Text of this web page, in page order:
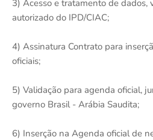
3) Acesso e tratamento de dados,
autorizado do IPD/CIAC;
4) Assinatura Contrato para
oficiais;
5) Validação para agenda oficial,
governo Brasil - Arábia Saudita;
6) Inserção na Agenda oficial de